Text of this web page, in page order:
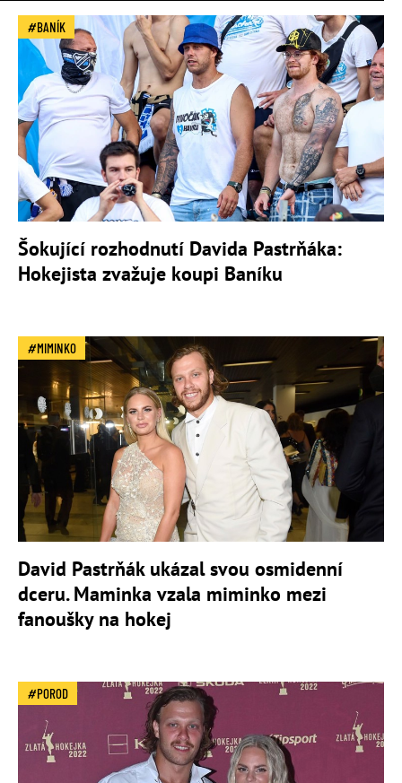
BANÍK
Šokující rozhodnutí Davida Pastrňáka:
Hokejista zvažuje koupi Baníku
MIMINKO
David Pastrňák ukázal svou osmidenní
dceru. Maminka vzala miminko mezi
fanoušky na hokej
POROD